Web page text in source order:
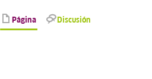
Página Discusión